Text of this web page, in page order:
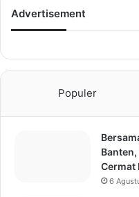
Advertisement
Populer
Cermat
6